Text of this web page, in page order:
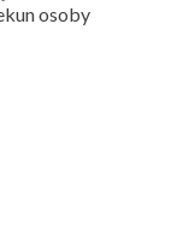
osoby